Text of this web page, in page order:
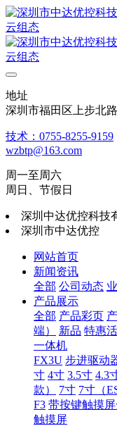
地址
深圳市福田区上步北
技术：0755-8255-9159
wzbtp@163.com
周一至周六
周日、节假日
深圳中达优控科技
深圳市中达优控
网站首页
新闻资讯
全部 公司动态
产品展示
全部 产品彩页
端）
新品 特惠
一体机
FX3U 步进驱动
寸 4寸 3.5寸 4.3
款）
7寸 7寸（
F3 带按键触摸
触摸屏